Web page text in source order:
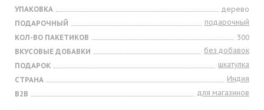
УПАКОВКА
дерево
ПОДАРОЧНЫЙ
подарочный
КОЛ-ВО ПАКЕТИКОВ
300
ВКУСОВЫЕ ДОБАВКИ
без добавок
ПОДАРОК
шкатулка
СТРАНА
Индия
B2B
для магазинов